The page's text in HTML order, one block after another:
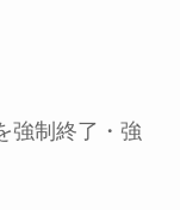
強制終了・強